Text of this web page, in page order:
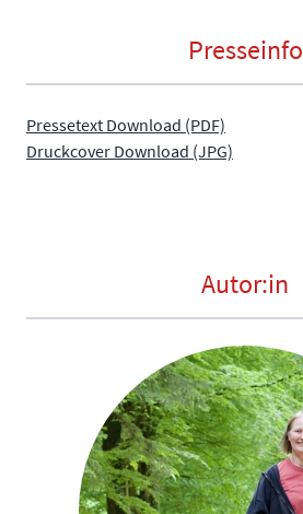
Presseinfo
Pressetext Download (PDF)
Druckcover Download (JPG)
Autor:in